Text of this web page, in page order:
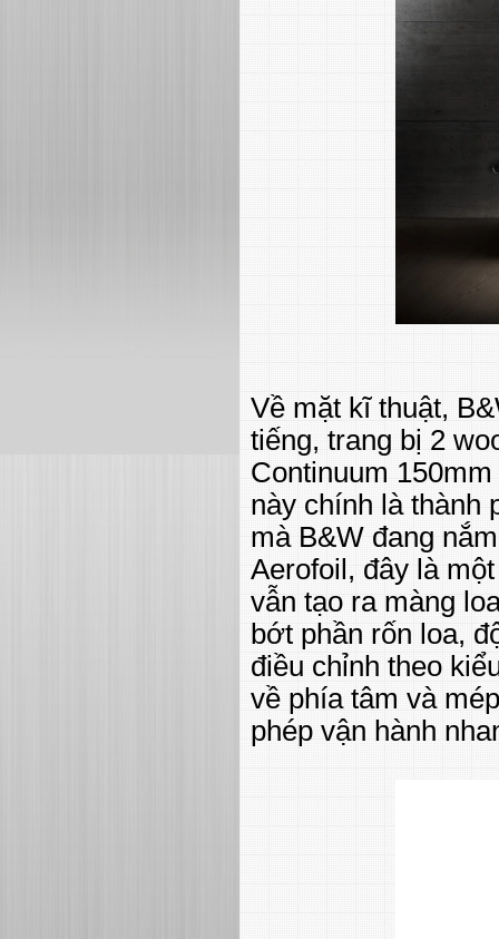
Về mặt kĩ thuật,
tiếng, trang bị 2
Continuum
này chính là thành
mà B&W đang
Aerofoil, đây là
vẫn tạo ra màng
bớt phần rốn loa,
điều chỉnh theo
về phía tâm và
phép vận hành